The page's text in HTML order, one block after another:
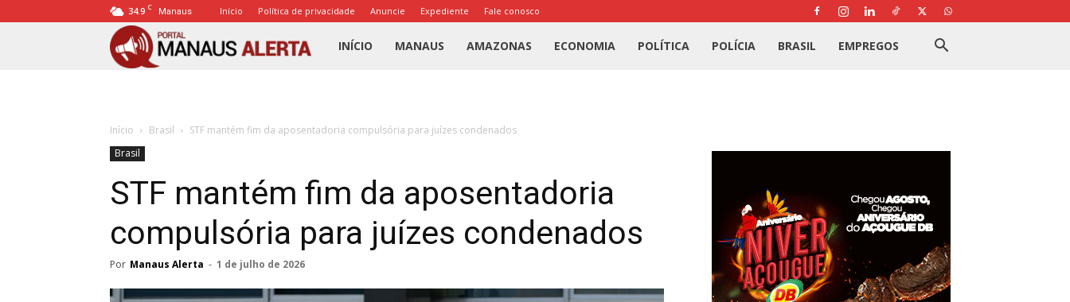
34.9 C Manaus Início Política de privacidade Anuncie Expediente Fale conosco
Portal
INÍCIO MANAUS AMAZONAS ECONOMIA POLÍTICA POLÍCIA BRASIL EMPREGOS
Início Brasil
STF mantém fim da aposentadoria compulsória para juízes condenados
Brasil
STF mantém fim da aposentadoria
compulsória para juízes condenados
Por Manaus Alerta - 1 de julho de 2026